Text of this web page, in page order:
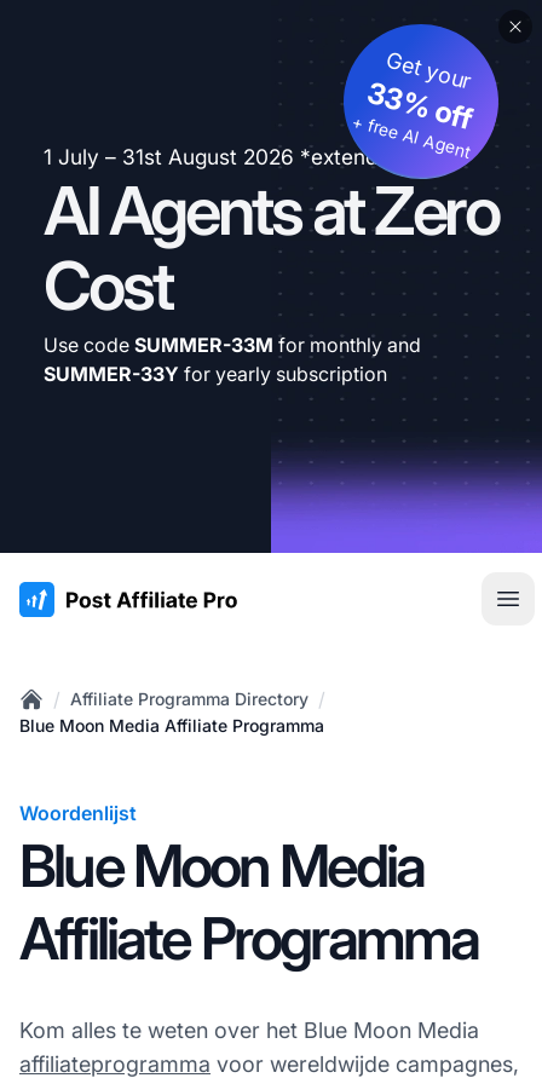
1 July – 31st August 2026 *extended
AI Agents at Zero
Cost
Get your
33% off
+ free AI Agent
Use code SUMMER-33M for monthly and
SUMMER-33Y for yearly subscription
:site.title
Home
/ Affiliate Programma Directory /
Blue Moon Media Affiliate Programma
Woordenlijst
Blue Moon Media
Affiliate Programma
Kom alles te weten over het Blue Moon Media
affiliateprogramma voor wereldwijde campagnes,